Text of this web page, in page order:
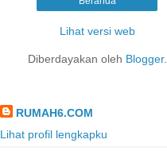
Lihat versi web
Diberdayakan oleh Blogger.
RUMAH6.COM
Lihat profil lengkapku